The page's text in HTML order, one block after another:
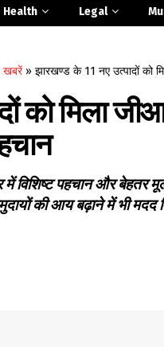
Health Legal
खबरें» झारखण्ड के 11 नए उत्पादों को
को मिला
विशिष्ट पहचान और बेहतर
की आय बढ़ाने में भी मदद